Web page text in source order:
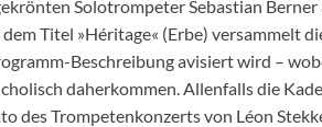
Solotrompeter Sebastian Berner
Titel »Héritage« (Erbe) versammelt
Beschreibung avisiert wird –
daherkommen. Allenfalls die
des Trompetenkonzerts von Léon